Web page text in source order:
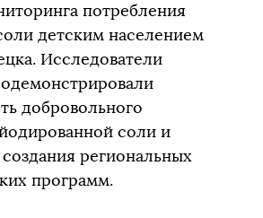
потребления
детским населением
Исследователи
добровольного
соли и
региональных
программ.